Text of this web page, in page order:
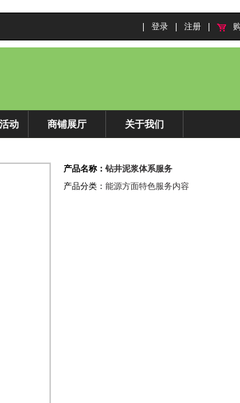
登录 注册
动 商铺展厅 关于我们
产品名称： 钻井泥浆体系服务
产品分类： 能源方面特色服务内容